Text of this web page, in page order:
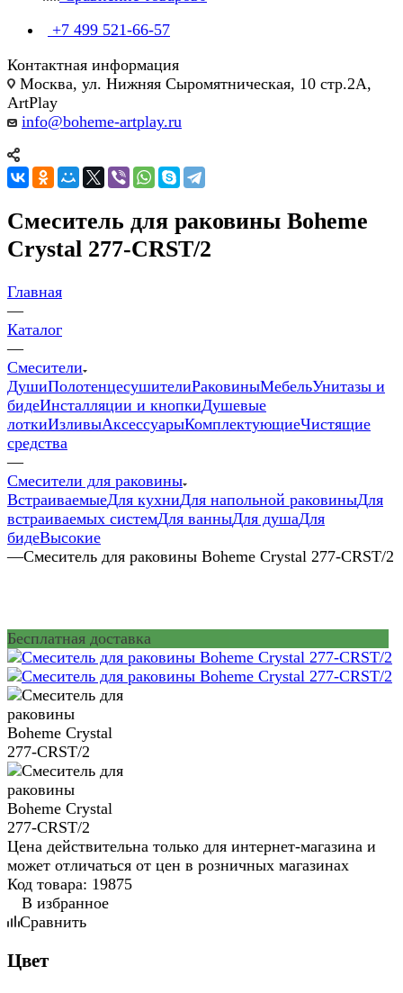
+7 499 521-66-57
Контактная информация
Москва, ул. Нижняя Сыромятническая, 10 стр.2А,
ArtPlay
info@boheme-artplay.ru
Смеситель для раковины Boheme
Crystal 277-CRST/2
Главная
—
Каталог
—
Смесители
ДушиПолотенцесушителиРаковиныМебельУнитазы и
бидеИнсталляции и кнопкиДушевые
лоткиИзливыАксессуарыКомплектующиеЧистящие
средства
—
Смесители для раковины
ВстраиваемыеДля кухниДля напольной раковиныДля
встраиваемых системДля ванныДля душаДля
бидеВысокие
—Смеситель для раковины Boheme Crystal 277-CRST/2
Бесплатная доставка
Цена действительна только для интернет-магазина и
может отличаться от цен в розничных магазинах
Код товара: 19875
В избранное
Сравнить
Цвет